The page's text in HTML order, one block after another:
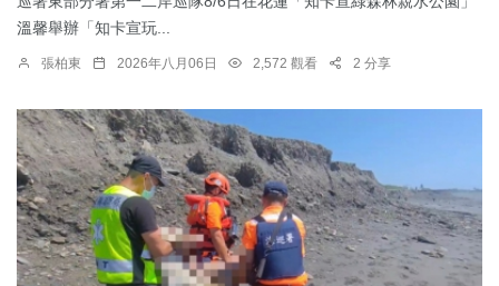
溫馨舉辦「知卡宣玩...
張柏東 2026年八月06日 2,572 觀看 2 分享